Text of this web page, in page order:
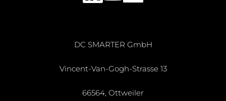
DC SMARTER GmbH
Vincent-Van-Gogh-Strasse 13
66564, Ottweiler